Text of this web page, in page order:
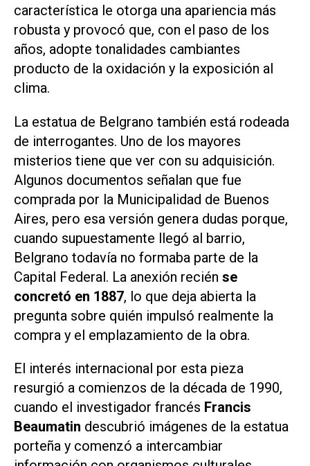
característica le otorga una apariencia más
robusta y provocó que, con el paso de los
años, adopte tonalidades cambiantes
producto de la oxidación y la exposición al
clima.
La estatua de Belgrano también está rodeada
de interrogantes. Uno de los mayores
misterios tiene que ver con su adquisición.
Algunos documentos señalan que fue
comprada por la Municipalidad de Buenos
Aires, pero esa versión genera dudas porque,
cuando supuestamente llegó al barrio,
Belgrano todavía no formaba parte de la
Capital Federal. La anexión recién se
concretó en 1887, lo que deja abierta la
pregunta sobre quién impulsó realmente la
compra y el emplazamiento de la obra.
El interés internacional por esta pieza
resurgió a comienzos de la década de 1990,
cuando el investigador francés Francis
Beaumatin descubrió imágenes de la estatua
porteña y comenzó a intercambiar